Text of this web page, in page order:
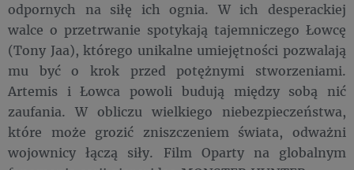
odpornych na siłę ich ognia. W ich desperackiej
walce o przetrwanie spotykają tajemniczego Łowcę
(Tony Jaa), którego unikalne umiejętności pozwalają
mu być o krok przed potężnymi stworzeniami.
Artemis i Łowca powoli budują między sobą nić
zaufania. W obliczu wielkiego niebezpieczeństwa,
które może grozić zniszczeniem świata, odważni
wojownicy łączą siły. Film Oparty na globalnym